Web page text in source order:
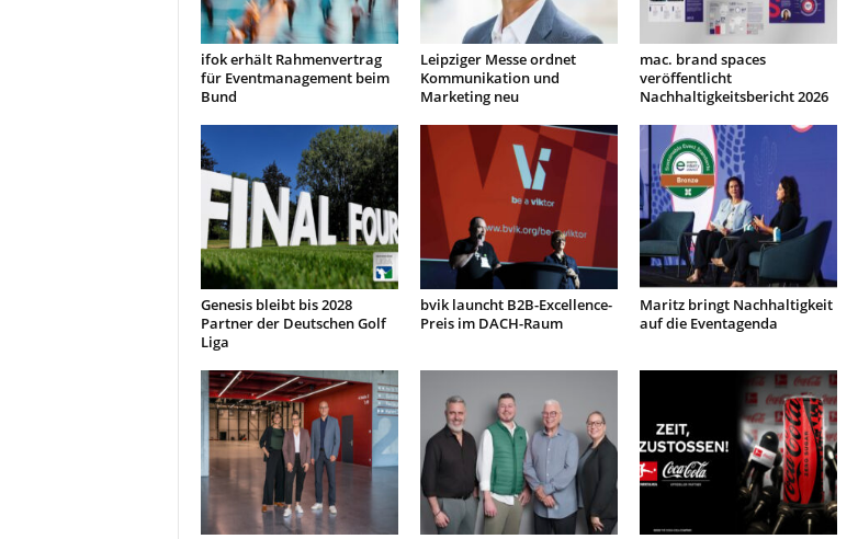
ifok erhält Rahmenvertrag
für Eventmanagement beim
Bund
Leipziger Messe ordnet
Kommunikation und
Marketing neu
mac. brand spaces
veröffentlicht
Nachhaltigkeitsbericht 2026
Genesis bleibt bis 2028
Partner der Deutschen Golf
Liga
bvik launcht B2B-Excellence-
Preis im DACH-Raum
Maritz bringt Nachhaltigkeit
auf die Eventagenda